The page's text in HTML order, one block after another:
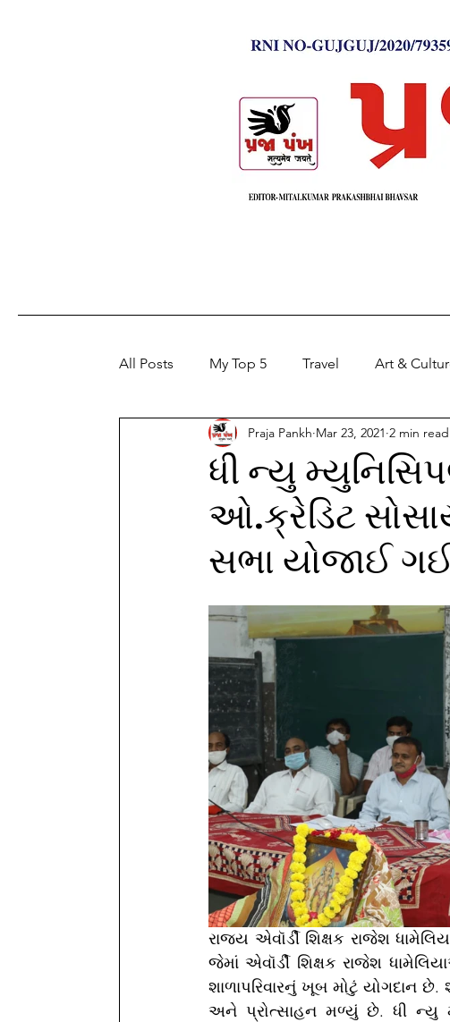
All Posts My Top 5 Travel Art &
ધી ન્યુ
ઓ.ક્રેડિટ
સભા યોજાઈ
Praja Pankh Mar 23, 2021 2 min read
રાજ્ય એવૉર્ડી શિક્ષક રાજેશ
જેમાં એવૉર્ડી શિક્ષક રાજેશ
શાળાપરિવારનું ખૂબ મોટું યોગદાન
અને પ્રોત્સાહન મળ્યું છે. ધી ન્યુ